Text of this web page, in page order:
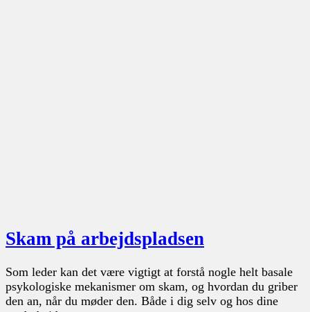
Skam på arbejdspladsen
Som leder kan det være vigtigt at forstå nogle helt basale
psykologiske mekanismer om skam, og hvordan du griber
den an, når du møder den. Både i dig selv og hos dine